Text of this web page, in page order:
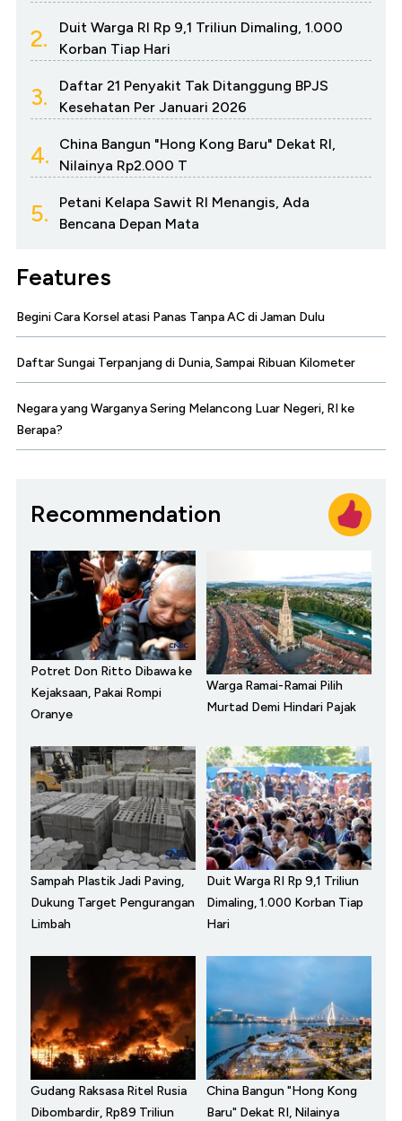
2.
Duit Warga RI Rp 9,1 Triliun Dimaling, 1.000
Korban Tiap Hari
3.
Daftar 21 Penyakit Tak Ditanggung BPJS
Kesehatan Per Januari 2026
4.
China Bangun "Hong Kong Baru" Dekat RI,
Nilainya Rp2.000 T
5.
Petani Kelapa Sawit RI Menangis, Ada
Bencana Depan Mata
Features
Begini Cara Korsel atasi Panas Tanpa AC di Jaman Dulu
Daftar Sungai Terpanjang di Dunia, Sampai Ribuan Kilometer
Negara yang Warganya Sering Melancong Luar Negeri, RI ke
Berapa?
Recommendation
Potret Don Ritto Dibawa ke
Kejaksaan, Pakai Rompi
Oranye
Warga Ramai-Ramai Pilih
Murtad Demi Hindari Pajak
Sampah Plastik Jadi Paving,
Dukung Target Pengurangan
Limbah
Duit Warga RI Rp 9,1 Triliun
Dimaling, 1.000 Korban Tiap
Hari
Gudang Raksasa Ritel Rusia
Dibombardir, Rp89 Triliun
China Bangun "Hong Kong
Baru" Dekat RI, Nilainya